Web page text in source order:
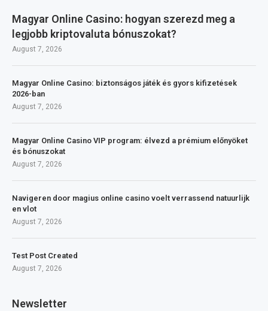
Magyar Online Casino: hogyan szerezd meg a
legjobb kriptovaluta bónuszokat?
August 7, 2026
Magyar Online Casino: biztonságos játék és gyors kifizetések
2026-ban
August 7, 2026
Magyar Online Casino VIP program: élvezd a prémium előnyöket
és bónuszokat
August 7, 2026
Navigeren door magius online casino voelt verrassend natuurlijk
en vlot
August 7, 2026
Test Post Created
August 7, 2026
Newsletter